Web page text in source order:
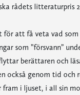
rådets litteraturpris
för att få veta vad som
som ”försvann”
berättaren och
också genom tid och
fram i ljuset, i all sin